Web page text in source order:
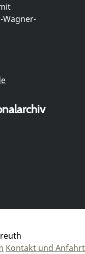
Wagner-
Kontakt und Anfahrt